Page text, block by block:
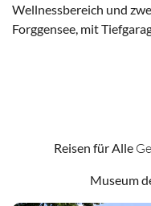
Wellnessbereich und
Forggensee, mit
Reisen für Alle
Museum